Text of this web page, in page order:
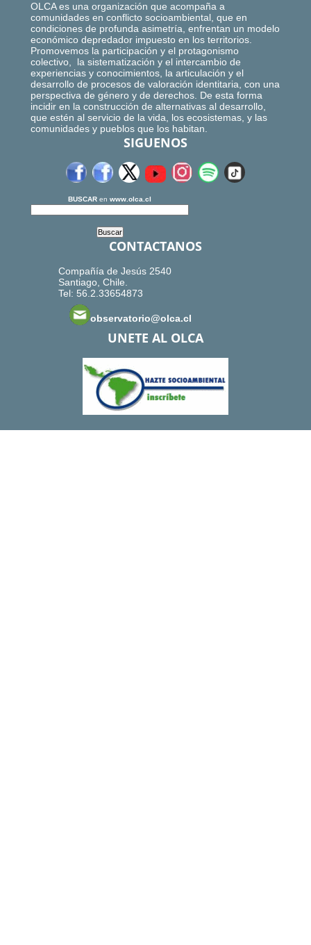
OLCA es una organización que acompaña a
comunidades en conflicto socioambiental, que en
condiciones de profunda asimetría, enfrentan un modelo
económico depredador impuesto en los territorios.
Promovemos la participación y el protagonismo
colectivo, la sistematización y el intercambio de
experiencias y conocimientos, la articulación y el
desarrollo de procesos de valoración identitaria, con una
perspectiva de género y de derechos. De esta forma
incidir en la construcción de alternativas al desarrollo,
que estén al servicio de la vida, los ecosistemas, y las
comunidades y pueblos que los habitan.
SIGUENOS
BUSCAR en www.olca.cl
CONTACTANOS
Compañía de Jesús 2540
Santiago, Chile.
Tel: 56.2.33654873
observatorio@olca.cl
UNETE AL OLCA